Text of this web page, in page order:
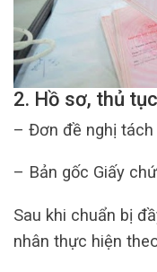
2. Hồ sơ, thủ
– Đơn đề nghị
– Bản gốc Giấy
Sau khi chuẩn bị
nhân thực hiện